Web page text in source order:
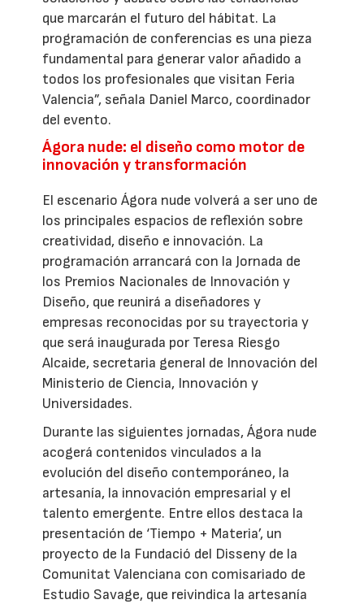
que marcarán el futuro del hábitat. La
programación de conferencias es una pieza
fundamental para generar valor añadido a
todos los profesionales que visitan Feria
Valencia”, señala Daniel Marco, coordinador
del evento.
Ágora nude: el diseño como motor de
innovación y transformación
El escenario Ágora nude volverá a ser uno de
los principales espacios de reflexión sobre
creatividad, diseño e innovación. La
programación arrancará con la Jornada de
los Premios Nacionales de Innovación y
Diseño, que reunirá a diseñadores y
empresas reconocidas por su trayectoria y
que será inaugurada por Teresa Riesgo
Alcaide, secretaria general de Innovación del
Ministerio de Ciencia, Innovación y
Universidades.
Durante las siguientes jornadas, Ágora nude
acogerá contenidos vinculados a la
evolución del diseño contemporáneo, la
artesanía, la innovación empresarial y el
talento emergente. Entre ellos destaca la
presentación de ‘Tiempo + Materia’, un
proyecto de la Fundació del Disseny de la
Comunitat Valenciana con comisariado de
Estudio Savage, que reivindica la artesanía